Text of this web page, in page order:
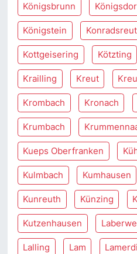
Königsbrunn
Königstein
Kottgeisering Kötzting
Krailling Kreut
Krombach Kronach
Krumbach
Kueps Oberfranken
Kulmbach Kumhausen
Kunreuth Künzing
Kutzenhausen
Lalling Lam